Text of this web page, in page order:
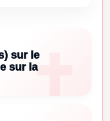
sur le
sur la